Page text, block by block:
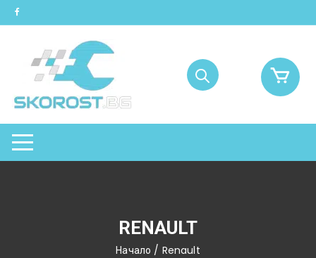
Skip
to
RENAULT
Начало / Renault